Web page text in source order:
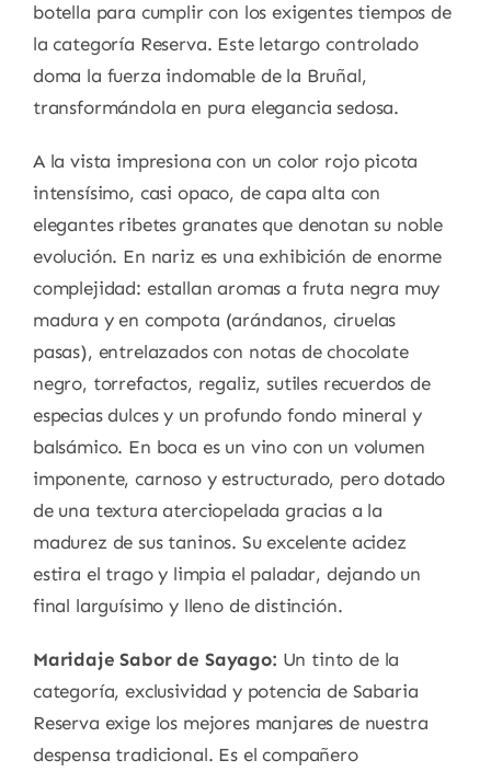
botella para cumplir con los exigentes tiempos de
la categoría Reserva. Este letargo controlado
doma la fuerza indomable de la Bruñal,
transformándola en pura elegancia sedosa.
A la vista impresiona con un color rojo picota
intensísimo, casi opaco, de capa alta con
elegantes ribetes granates que denotan su noble
evolución. En nariz es una exhibición de enorme
complejidad: estallan aromas a fruta negra muy
madura y en compota (arándanos, ciruelas
pasas), entrelazados con notas de chocolate
negro, torrefactos, regaliz, sutiles recuerdos de
especias dulces y un profundo fondo mineral y
balsámico. En boca es un vino con un volumen
imponente, carnoso y estructurado, pero dotado
de una textura aterciopelada gracias a la
madurez de sus taninos. Su excelente acidez
estira el trago y limpia el paladar, dejando un
final larguísimo y lleno de distinción.
Maridaje Sabor de Sayago: Un tinto de la
categoría, exclusividad y potencia de Sabaria
Reserva exige los mejores manjares de nuestra
despensa tradicional. Es el compañero